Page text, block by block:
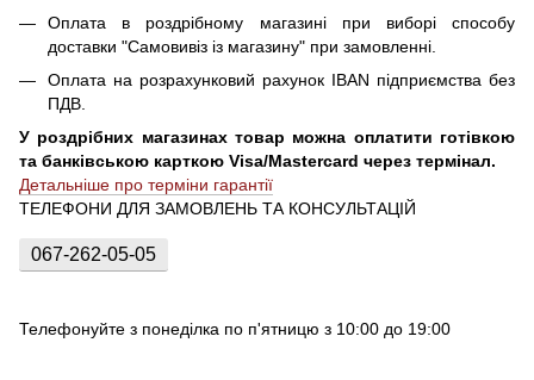
Оплата в роздрібному магазині при виборі способу
доставки "Самовивіз із магазину" при замовленні.
Оплата на розрахунковий рахунок IBAN підприємства без
ПДВ.
У роздрібних магазинах товар можна оплатити готівкою
та банківською карткою Visa/Mastercard через термінал.
Детальніше про терміни гарантії
ТЕЛЕФОНИ ДЛЯ ЗАМОВЛЕНЬ ТА КОНСУЛЬТАЦІЙ
067-262-05-05
Телефонуйте з понеділка по п'ятницю з 10:00 до 19:00